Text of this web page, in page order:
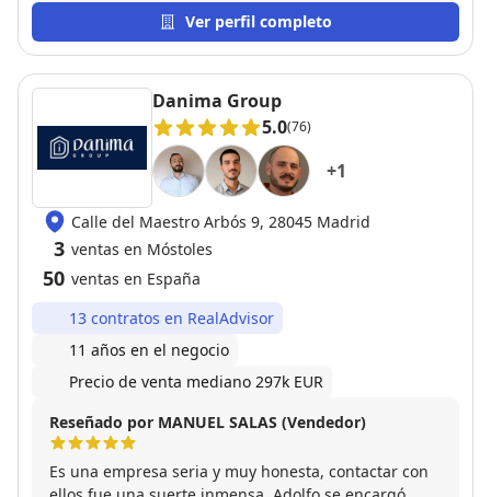
por Helena en el proceso de compra de mi casa,
muchas gracias!
Ver perfil completo
Danima Group
5.0(76)
+1
Calle del Maestro Arbós 9, 28045 Madrid
3 ventas en Móstoles
50 ventas en España
13 contratos en RealAdvisor
11 años en el negocio
Precio de venta mediano 297k EUR
Reseñado por MANUEL SALAS (Vendedor)
Es una empresa seria y muy honesta, contactar con